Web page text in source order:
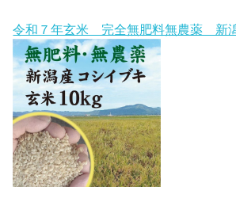
令和７年玄米 完全無肥料無農薬 新